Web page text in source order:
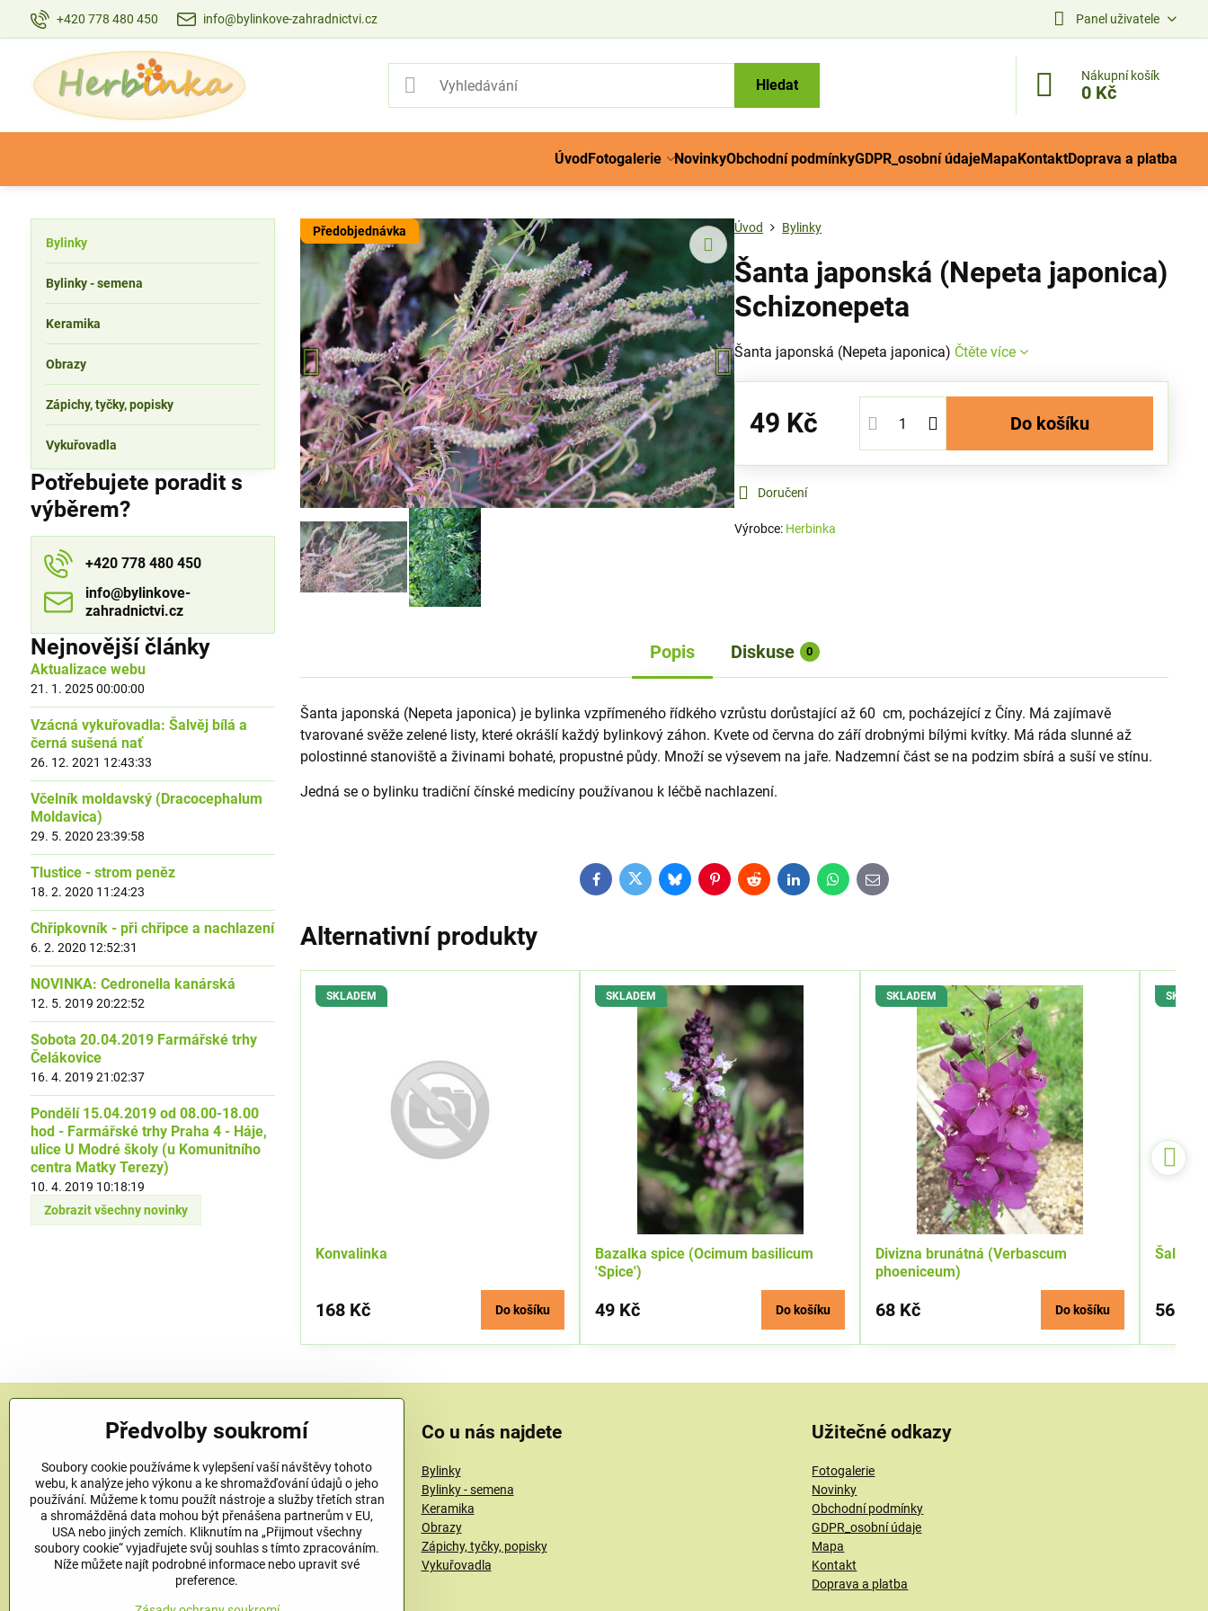
+420 778 480 450 info@bylinkove-zahradnictvi.cz Panel uživatele
Hledat
Nákupní košík
0 Kč
ÚvodFotogalerie NovinkyObchodní podmínkyGDPR_osobní údajeMapaKontaktDoprava a platba
Předobjednávka Úvod Bylinky
Šanta japonská (Nepeta japonica)
Schizonepeta
Šanta japonská (Nepeta japonica) Čtěte více
49 Kč Do košíku
Doručení
Výrobce: Herbinka
Popis Diskuse 0
Šanta japonská (Nepeta japonica) je bylinka vzpřímeného řídkého vzrůstu dorůstající až 60 cm, pocházející z Číny. Má zajímavě
tvarované svěže zelené listy, které okrášlí každý bylinkový záhon. Kvete od června do září drobnými bílými kvítky. Má ráda slunné až
polostinné stanoviště a živinami bohaté, propustné půdy. Množí se výsevem na jaře. Nadzemní část se na podzim sbírá a suší ve stínu.
Jedná se o bylinku tradiční čínské medicíny používanou k léčbě nachlazení.
FacebookTwitterBlueskyPinterestRedditLinkedInWhatsApp
E-
mail
Alternativní produkty
SKLADEM
Konvalinka
168 Kč Do košíku
SKLADEM
Bazalka spice (Ocimum basilicum
'Spice')
49 Kč Do košíku
SKLADEM
Divizna brunátná (Verbascum
phoeniceum)
68 Kč Do košíku
Šalvěj
56 Kč
Bylinky
Bylinky - semena
Keramika
Obrazy
Zápichy, tyčky, popisky
Vykuřovadla
Potřebujete poradit s
výběrem?
+420 778 480 450
info​​@bylinkove-
zahradnictvi​​.cz
Nejnovější články
Aktualizace webu
21. 1. 2025 00:00:00
Vzácná vykuřovadla: Šalvěj bílá a
černá sušená nať
26. 12. 2021 12:43:33
Včelník moldavský (Dracocephalum
Moldavica)
29. 5. 2020 23:39:58
Tlustice - strom peněz
18. 2. 2020 11:24:23
Chřipkovník - při chřipce a nachlazení
6. 2. 2020 12:52:31
NOVINKA: Cedronella kanárská
12. 5. 2019 20:22:52
Sobota 20.04.2019 Farmářské trhy
Čelákovice
16. 4. 2019 21:02:37
Pondělí 15.04.2019 od 08.00-18.00
hod - Farmářské trhy Praha 4 - Háje,
ulice U Modré školy (u Komunitního
centra Matky Terezy)
10. 4. 2019 10:18:19
Zobrazit všechny novinky
KONTAKT
Bylinkové zahradnictví Herbinka
Petra Závorcová
Na Křečku 346
Praha 15 - Horní Měcholupy, 109 00
+420 778 480 450
info​@bylinkove-zahradnictvi​.cz
Co u nás najdete
Bylinky
Bylinky - semena
Keramika
Obrazy
Zápichy, tyčky, popisky
Vykuřovadla
Užitečné odkazy
Fotogalerie
Novinky
Obchodní podmínky
GDPR_osobní údaje
Mapa
Kontakt
Doprava a platba
Předvolby soukromí
Soubory cookie používáme k vylepšení vaší návštěvy tohoto
webu, k analýze jeho výkonu a ke shromažďování údajů o jeho
používání. Můžeme k tomu použít nástroje a služby třetích stran
a shromážděná data mohou být přenášena partnerům v EU,
USA nebo jiných zemích. Kliknutím na „Přijmout všechny
soubory cookie“ vyjadřujete svůj souhlas s tímto zpracováním.
Níže můžete najít podrobné informace nebo upravit své
preference.